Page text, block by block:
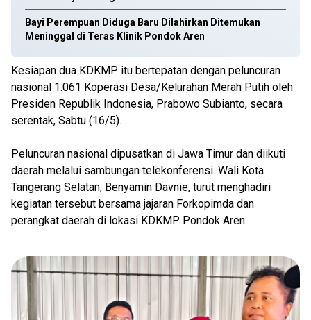
Bayi Perempuan Diduga Baru Dilahirkan Ditemukan
Meninggal di Teras Klinik Pondok Aren
Kesiapan dua KDKMP itu bertepatan dengan peluncuran
nasional 1.061 Koperasi Desa/Kelurahan Merah Putih oleh
Presiden Republik Indonesia, Prabowo Subianto, secara
serentak, Sabtu (16/5).
Peluncuran nasional dipusatkan di Jawa Timur dan diikuti
daerah melalui sambungan telekonferensi. Wali Kota
Tangerang Selatan, Benyamin Davnie, turut menghadiri
kegiatan tersebut bersama jajaran Forkopimda dan
perangkat daerah di lokasi KDKMP Pondok Aren.